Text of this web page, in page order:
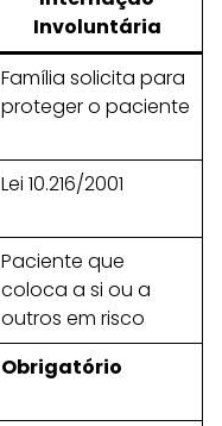
Involuntária
Família solicita para
proteger o paciente
Lei 10.216/2001
Paciente que
coloca a si ou a
outros em risco
Obrigatório